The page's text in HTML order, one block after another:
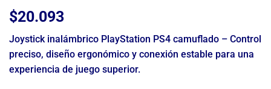
$20.093
Joystick inalámbrico PlayStation PS4 camuflado – Control
preciso, diseño ergonómico y conexión estable para una
experiencia de juego superior.